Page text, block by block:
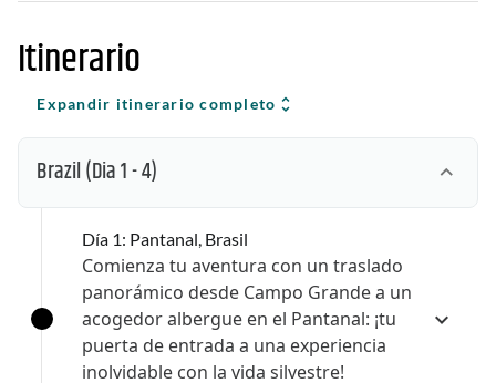
Itinerario
Expandir itinerario completo
Brazil(Dia 1 - 4)
Día 1: Pantanal, Brasil
Comienza tu aventura con un traslado
panorámico desde Campo Grande a un
acogedor albergue en el Pantanal: ¡tu
puerta de entrada a una experiencia
inolvidable con la vida silvestre!